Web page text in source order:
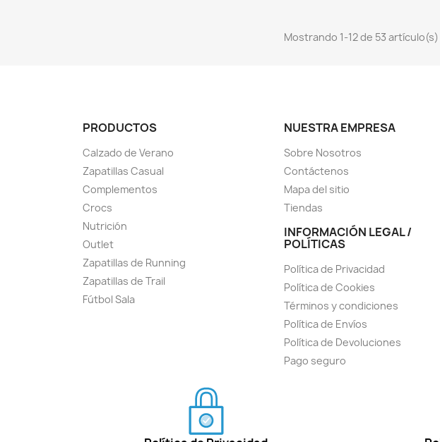
Mostrando 1-12 de 53 artículo(s)
PRODUCTOS
Calzado de Verano
Zapatillas Casual
Complementos
Crocs
Nutrición
Outlet
Zapatillas de Running
Zapatillas de Trail
Fútbol Sala
NUESTRA EMPRESA
Sobre Nosotros
Contáctenos
Mapa del sitio
Tiendas
INFORMACIÓN LEGAL /
POLÍTICAS
Política de Privacidad
Política de Cookies
Términos y condiciones
Política de Envíos
Política de Devoluciones
Pago seguro